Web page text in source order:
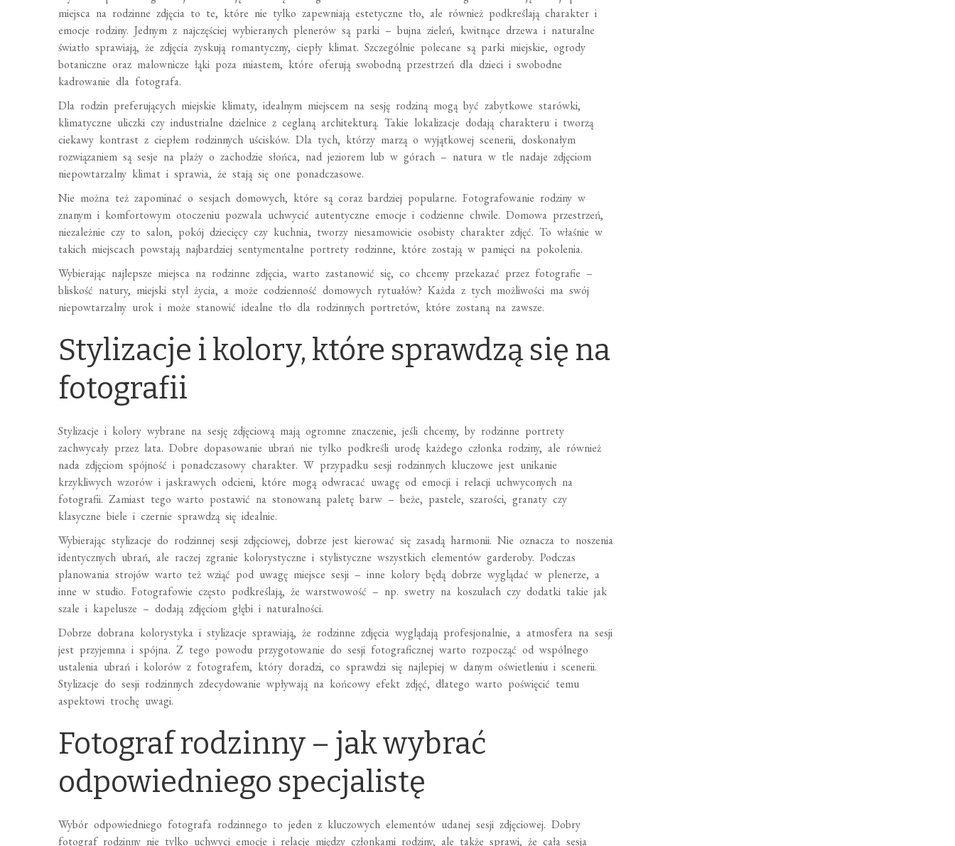
miejsca na rodzinne zdjęcia to te, które nie tylko zapewniają estetyczne tło, ale również podkreślają charakter i
emocje rodziny. Jednym z najczęściej wybieranych plenerów są parki – bujna zieleń, kwitnące drzewa i naturalne
światło sprawiają, że zdjęcia zyskują romantyczny, ciepły klimat. Szczególnie polecane są parki miejskie, ogrody
botaniczne oraz malownicze łąki poza miastem, które oferują swobodną przestrzeń dla dzieci i swobodne
kadrowanie dla fotografa.
Dla rodzin preferujących miejskie klimaty, idealnym miejscem na sesję rodziną mogą być zabytkowe starówki,
klimatyczne uliczki czy industrialne dzielnice z ceglaną architekturą. Takie lokalizacje dodają charakteru i tworzą
ciekawy kontrast z ciepłem rodzinnych uścisków. Dla tych, którzy marzą o wyjątkowej scenerii, doskonałym
rozwiązaniem są sesje na plaży o zachodzie słońca, nad jeziorem lub w górach – natura w tle nadaje zdjęciom
niepowtarzalny klimat i sprawia, że stają się one ponadczasowe.
Nie można też zapominać o sesjach domowych, które są coraz bardziej popularne. Fotografowanie rodziny w
znanym i komfortowym otoczeniu pozwala uchwycić autentyczne emocje i codzienne chwile. Domowa przestrzeń,
niezależnie czy to salon, pokój dziecięcy czy kuchnia, tworzy niesamowicie osobisty charakter zdjęć. To właśnie w
takich miejscach powstają najbardziej sentymentalne portrety rodzinne, które zostają w pamięci na pokolenia.
Wybierając najlepsze miejsca na rodzinne zdjęcia, warto zastanowić się, co chcemy przekazać przez fotografie –
bliskość natury, miejski styl życia, a może codzienność domowych rytuałów? Każda z tych możliwości ma swój
niepowtarzalny urok i może stanowić idealne tło dla rodzinnych portretów, które zostaną na zawsze.
Stylizacje i kolory, które sprawdzą się na
fotografii
Stylizacje i kolory wybrane na sesję zdjęciową mają ogromne znaczenie, jeśli chcemy, by rodzinne portrety
zachwycały przez lata. Dobre dopasowanie ubrań nie tylko podkreśli urodę każdego członka rodziny, ale również
nada zdjęciom spójność i ponadczasowy charakter. W przypadku sesji rodzinnych kluczowe jest unikanie
krzykliwych wzorów i jaskrawych odcieni, które mogą odwracać uwagę od emocji i relacji uchwyconych na
fotografii. Zamiast tego warto postawić na stonowaną paletę barw – beże, pastele, szarości, granaty czy
klasyczne biele i czernie sprawdzą się idealnie.
Wybierając stylizacje do rodzinnej sesji zdjęciowej, dobrze jest kierować się zasadą harmonii. Nie oznacza to noszenia
identycznych ubrań, ale raczej zgranie kolorystyczne i stylistyczne wszystkich elementów garderoby. Podczas
planowania strojów warto też wziąć pod uwagę miejsce sesji – inne kolory będą dobrze wyglądać w plenerze, a
inne w studio. Fotografowie często podkreślają, że warstwowość – np. swetry na koszulach czy dodatki takie jak
szale i kapelusze – dodają zdjęciom głębi i naturalności.
Dobrze dobrana kolorystyka i stylizacje sprawiają, że rodzinne zdjęcia wyglądają profesjonalnie, a atmosfera na sesji
jest przyjemna i spójna. Z tego powodu przygotowanie do sesji fotograficznej warto rozpocząć od wspólnego
ustalenia ubrań i kolorów z fotografem, który doradzi, co sprawdzi się najlepiej w danym oświetleniu i scenerii.
Stylizacje do sesji rodzinnych zdecydowanie wpływają na końcowy efekt zdjęć, dlatego warto poświęcić temu
aspektowi trochę uwagi.
Fotograf rodzinny – jak wybrać
odpowiedniego specjalistę
Wybór odpowiedniego fotografa rodzinnego to jeden z kluczowych elementów udanej sesji zdjęciowej. Dobry
fotograf rodzinny nie tylko uchwyci emocje i relacje między członkami rodziny, ale także sprawi, że cała sesja